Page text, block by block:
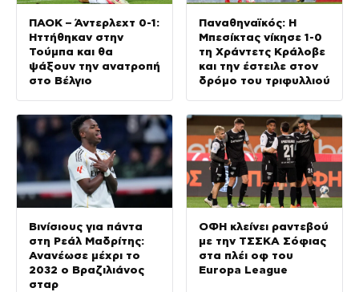
ΠΑΟΚ – Άντερλεχτ 0-1:
Ηττήθηκαν στην
Τούμπα και θα
ψάξουν την ανατροπή
στο Βέλγιο
Παναθηναϊκός: Η
Μπεσίκτας νίκησε 1-0
τη Χράντετς Κράλοβε
και την έστειλε στον
δρόμο του τριφυλλιού
Βινίσιους για πάντα
στη Ρεάλ Μαδρίτης:
Ανανέωσε μέχρι το
2032 ο Βραζιλιάνος
σταρ
ΟΦΗ κλείνει ραντεβού
με την ΤΣΣΚΑ Σόφιας
στα πλέι οφ του
Europa League